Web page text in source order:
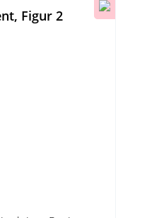
Figur 2